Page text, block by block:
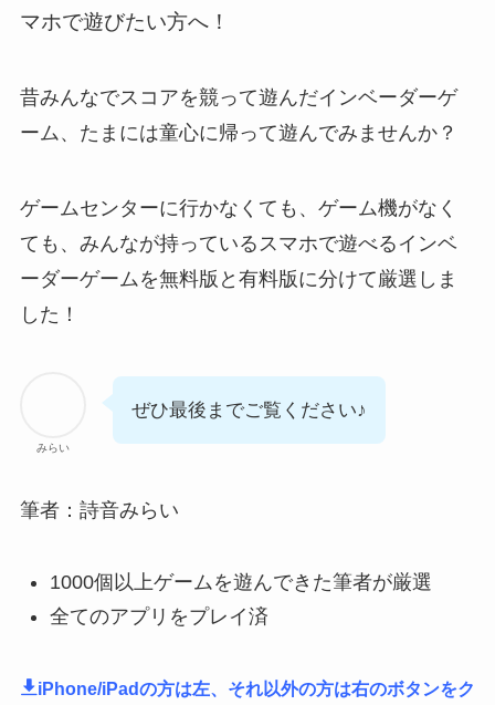
マホで遊びたい方へ！
昔みんなでスコアを競って遊んだインベーダーゲ
ーム、たまには童心に帰って遊んでみませんか？
ゲームセンターに行かなくても、ゲーム機がなく
ても、みんなが持っているスマホで遊べるインベ
ーダーゲームを無料版と有料版に分けて厳選 しま
した！
みらい
ぜひ最後までご覧ください♪
筆者：詩音みらい
1000個以上ゲームを遊んできた筆者が厳選
全てのアプリをプレイ済
iPhone/iPadの方は左、それ以外の方は右のボタンをク